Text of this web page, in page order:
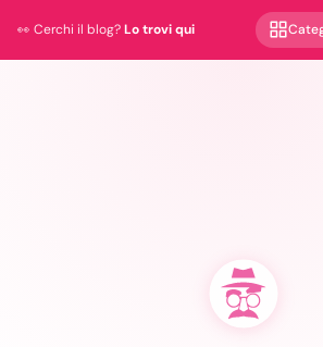
👀 Cerchi il blog? Lo trovi qui